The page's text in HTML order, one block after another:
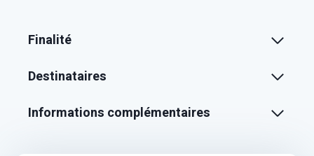
Finalité
Destinataires
Informations complémentaires